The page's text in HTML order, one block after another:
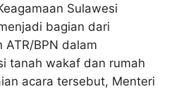
Sulawesi
bagian dari
ATR/BPN dalam
tanah wakaf dan rumah
acara tersebut, Menteri